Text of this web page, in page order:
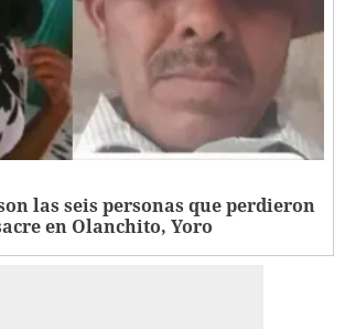
las seis personas que perdieron
en Olanchito, Yoro